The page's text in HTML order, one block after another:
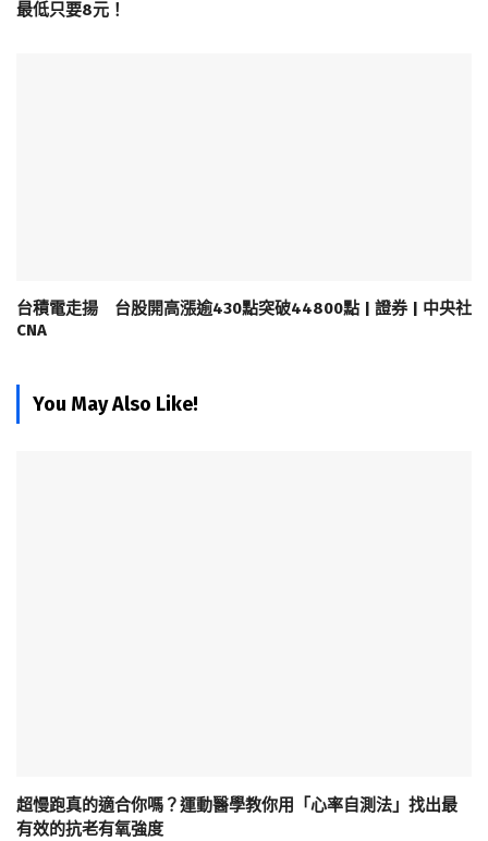
最低只要8元！
台積電走揚 台股開高漲逾430點突破44800點 | 證券 | 中央社
CNA
You May Also Like!
超慢跑真的適合你嗎？運動醫學教你用「心率自測法」找出最
有效的抗老有氧強度